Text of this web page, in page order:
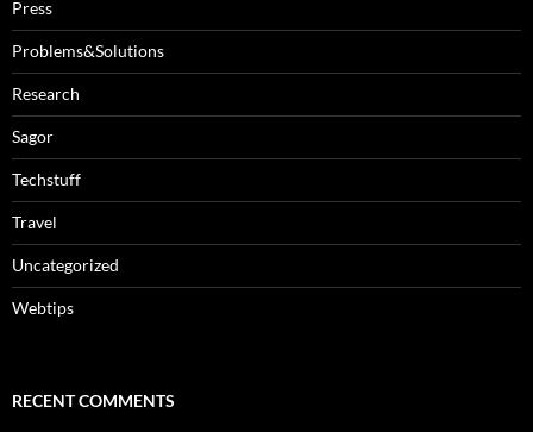
Press
Problems&Solutions
Research
Sagor
Techstuff
Travel
Uncategorized
Webtips
RECENT COMMENTS